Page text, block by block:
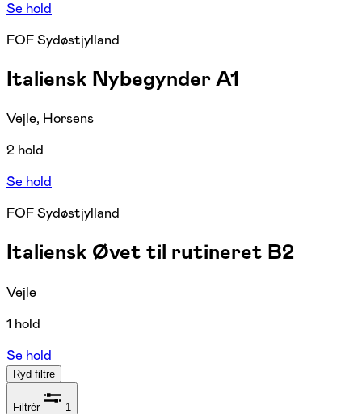
Se hold
FOF Sydøstjylland
Italiensk Nybegynder A1
Vejle, Horsens
2 hold
Se hold
FOF Sydøstjylland
Italiensk Øvet til rutineret B2
Vejle
1 hold
Se hold
Ryd filtre
Filtrér 1